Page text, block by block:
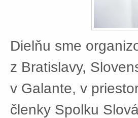
Dielňu sme
z Bratislavy,
v Galante, v
členky Spolku